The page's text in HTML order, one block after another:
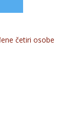
četiri osobe